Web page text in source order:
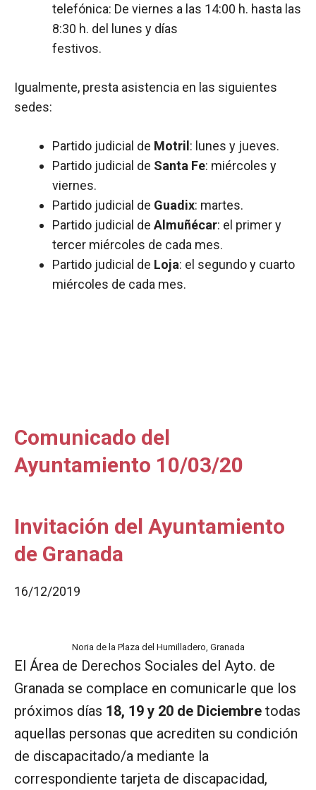
telefónica: De viernes a las 14:00 h. hasta las
8:30 h. del lunes y días
festivos.
Igualmente, presta asistencia en las siguientes
sedes:
Partido judicial de Motril: lunes y jueves.
Partido judicial de Santa Fe: miércoles y
viernes.
Partido judicial de Guadix: martes.
Partido judicial de Almuñécar: el primer y
tercer miércoles de cada mes.
Partido judicial de Loja: el segundo y cuarto
miércoles de cada mes.
Comunicado del
Ayuntamiento 10/03/20
Invitación del Ayuntamiento
de Granada
16/12/2019
Noria de la Plaza del Humilladero, Granada
El Área de Derechos Sociales del Ayto. de
Granada se complace en comunicarle que los
próximos días 18, 19 y 20 de Diciembre todas
aquellas personas que acrediten su condición
de discapacitado/a mediante la
correspondiente tarjeta de discapacidad,